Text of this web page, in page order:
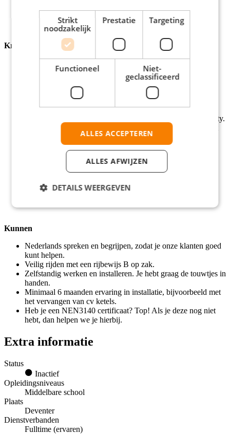
andere klant.
Krijgen
afhankelijk van je ervaring.
Uitbetaalde overuren, 8% vakantiegeld, maaltijdvergoeding,
reiskosten en pensioen.
Doorgroeimogelijkheden naar bijvoorbeeld Teamleider of
Trainer.
Opleidingsmogelijkheden in onze eigen Coolblue Suniversity.
Veel waardering van onze klanten door het leveren van echt
Garantie dat je altijd de uren uitbetaald krijgt die op jouw
contract staan.
Reiskostenvergoeding, pensioen en 10% korting op je
aankopen bij Coolblue.
25 vakantiedagen op basis van een fulltime contract. Als je
belooft dat je terugkomt.
Kunnen
Nederlands spreken en begrijpen, zodat je onze klanten goed
kunt helpen.
Veilig rijden met een rijbewijs B op zak.
Zelfstandig werken en installeren. Je hebt graag de touwtjes in
handen.
Minimaal 6 maanden ervaring in installatie, bijvoorbeeld met
het vervangen van cv ketels.
Heb je een NEN3140 certificaat? Top! Als je deze nog niet
hebt, dan helpen we je hierbij.
Extra informatie
Status
Inactief
Opleidingsniveaus
Middelbare school
Plaats
Deventer
Dienstverbanden
Fulltime (ervaren)
Strikt
noodzakelijk
Prestatie Targeting
Functioneel
Niet-
geclassificeerd
ALLES ACCEPTEREN
ALLES AFWIJZEN
DETAILS WEERGEVEN